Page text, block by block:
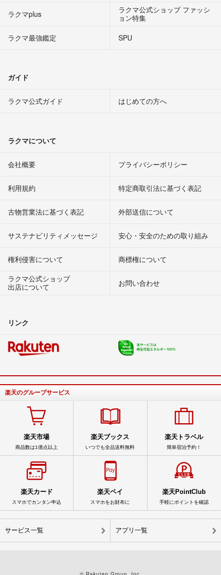
ラクマplus
ラクマ公式ショップ ファッシ
ョン特集
ラクマ最強鑑定
SPU
ガイド
ラクマ公式ガイド はじめての方へ
ラクマについて
会社概要 プライバシーポリシー
利用規約 特定商取引法に基づく表記
古物営業法に基づく表記 外部送信について
サステナビリティメッセージ 安心・安全のための取り組み
権利侵害について
商標権について
ラクマ公式ショップ
出店について
お問い合わせ
リンク
楽天のグループサービス
楽天市場
商品数は1億点以上
楽天ブックス
いつでも全品送料無料
楽天トラベル
簡単宿泊予約！
楽天カード
スマホでカンタン申込
楽天ペイ
スマホをお財布に
楽天PointClub
手軽にポイントを確認
サービス一覧 アプリ一覧